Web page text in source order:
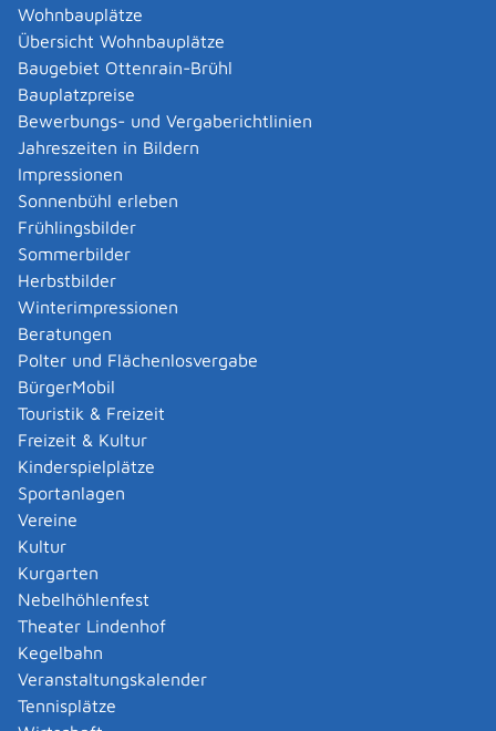
Wohnbauplätze
Übersicht Wohnbauplätze
Baugebiet Ottenrain-Brühl
Bauplatzpreise
Bewerbungs- und Vergaberichtlinien
Jahreszeiten in Bildern
Impressionen
Sonnenbühl erleben
Frühlingsbilder
Sommerbilder
Herbstbilder
Winterimpressionen
Beratungen
Polter und Flächenlosvergabe
BürgerMobil
Touristik & Freizeit
Freizeit & Kultur
Kinderspielplätze
Sportanlagen
Vereine
Kultur
Kurgarten
Nebelhöhlenfest
Theater Lindenhof
Kegelbahn
Veranstaltungskalender
Tennisplätze
ausländischen Hochschulen führen
Akteneinsicht in und außerhalb von
Verwaltungsverfahren beantragen
Allgemein bildende Schulen - zur Abendrealschule
anmelden
Als berechtigte Person Fahrzeugregisterauskunft
(Halterauskunft) beantragen
Als Servicedienstleisterin oder Servicedienstleister
im Rahmen der Geldwäscheaufsicht registrieren
Altenpfleger, Arbeitserzieher, Haus- und
Familienpfleger, Heilerziehungsassistent,
Heilpädagoge, Jugend- und Heimerzieher,
Sozialarbeiter, Sozialpädagoge mit ausländischer
Berufsausbildung – Erlaubnis zur Führung der
Berufsbezeichnung beantragen
Altersrente - Rente bei vorzeitigem Eintritt in den
Ruhestand beantragen
Altersrente für besonders langjährig Versicherte
beantragen
Altersrente für schwerbehinderte Menschen
beantragen
Amtliche Meldebestätigung ausstellen
Andere Strafanzeige stellen
Änderung bezüglich des Betriebs gentechnischer
Anlagen mitteilen
Änderung der Gemeinschaftslizenz beantragen
Änderung des Entwicklungsziels einer Ökokonto-